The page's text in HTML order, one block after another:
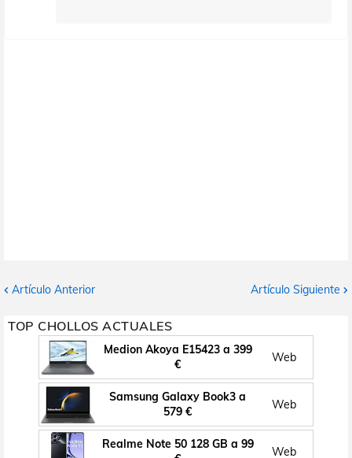
Artículo Anterior Artículo Siguiente
TOP CHOLLOS ACTUALES
Medion Akoya E15423 a 399
€
Web
Samsung Galaxy Book3 a
579 €
Web
Realme Note 50 128 GB a 99
Web